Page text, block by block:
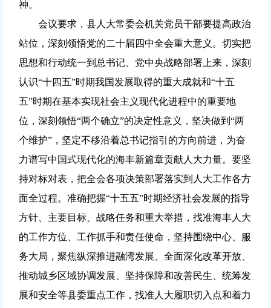
神。
会议要求，县人大常委会机关党员干部要提高政治
站位，深刻领悟党的二十届四中全会重大意义。切实把
思想和行动统一到总书记、党中央战略部署上来，深刻
认识“十四五”时期我国发展取得的重大成就和“十五
五”时期在基本实现社会主义现代化进程中的重要地
位，深刻领悟“两个确立”的决定性意义，坚决做到“两
个维护”，坚定不移沿着总书记指引的方向前进，为奋
力谱写中国式现代化的海丰新篇章贡献人大力量。要坚
持对标对表，把全会各项决策部署落实到人大工作各方
面全过程。准确把握“十五五”时期经济社会发展的指导
方针、主要目标、战略任务和重大举措，找准海丰人大
的工作方位、工作抓手和责任使命，坚持围绕中心、服
务大局，聚焦纵深推进融湾发展、全面深化改革开放、
推动城乡区域协调发展、坚持保障和改善民生、统筹发
展和安全等县委重点工作，找准人大履职切入点和着力